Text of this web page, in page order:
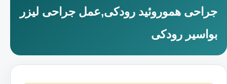
جراحی هموروئید رودکی,عمل جراحی لیزر
بواسیر رودکی